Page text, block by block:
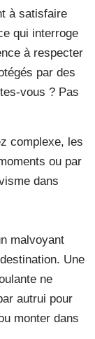
à satisfaire
qui interroge
à respecter
par des
vous ? Pas
complexe, les
ou par
dans
malvoyant
Une
ne
autrui pour
monter dans